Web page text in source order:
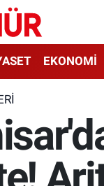
EKONOMİ